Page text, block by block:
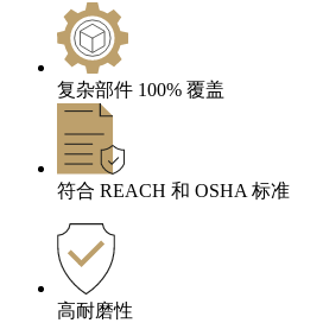
复杂部件 100% 覆盖
符合 REACH 和 OSHA 标准
高耐磨性